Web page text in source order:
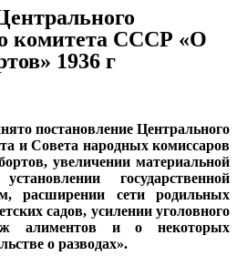
комитета СССР «О
1936 г
постановление Центрального
и Совета народных комиссаров
увеличении материальной
государственной
расширении сети родильных
садов, усилении уголовного
алиментов и о некоторых
о разводах».